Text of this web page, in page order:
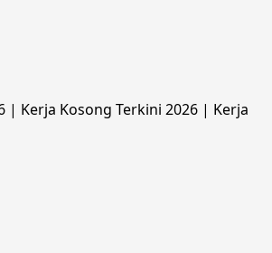
| Kerja Kosong Terkini 2026 | Kerja